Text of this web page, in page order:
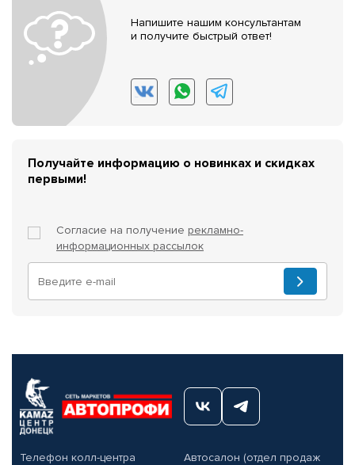
Напишите нашим консультантам
и получите быстрый ответ!
Получайте информацию о новинках и скидках
первыми!
Согласие на получение рекламно-
информационных рассылок
Телефон колл-центра
Автосалон (отдел продаж